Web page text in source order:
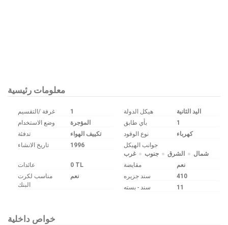
معلومات رئيسية
غرفة /التقسيم 1 هيكل الدولة
اليد الثانية
وضع الاستخدام
المؤجرة بأي طابق
1
تدفئة
تكييف الهواء نوع الوقود
كهرباء
تاريخ الانشاء
1996
جوانب الهيكل
شمال
الشرق جنوب
غرب
عائدات
0 TL مقايضة
نعم
مناسب لكرت
البنك
نعم سند جزیره
410
سند - بسته
11
خواص داخلية